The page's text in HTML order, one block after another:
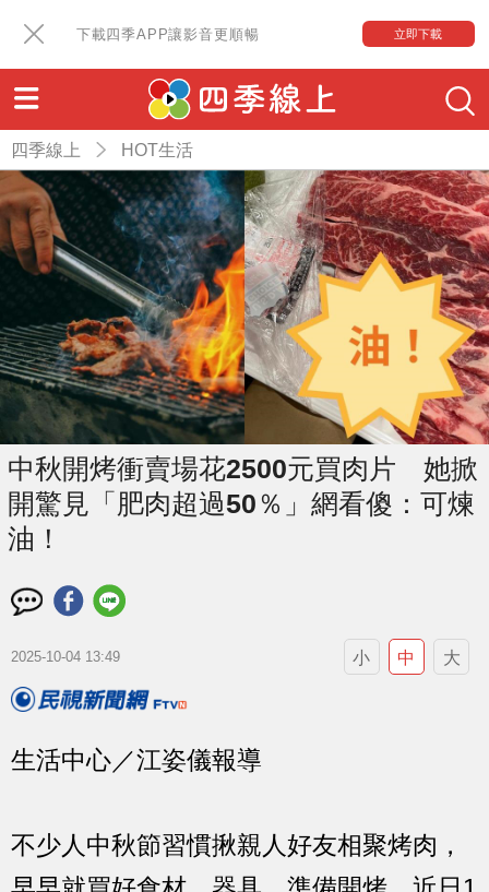
下載四季APP讓影音更順暢 立即下載
四季線上 HOT生活
中秋開烤衝賣場花2500元買肉片 她掀
開驚見「肥肉超過50％」網看傻：可煉
油！
2025-10-04 13:49 小 中 大
生活中心／江姿儀報導
不少人中秋節習慣揪親人好友相聚烤肉，